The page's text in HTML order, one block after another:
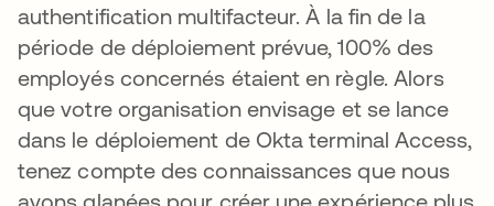
authentification multifacteur. À la fin de la
période de déploiement prévue, 100% des
employés concernés étaient en règle. Alors
que votre organisation envisage et se lance
dans le déploiement de Okta terminal Access,
tenez compte des connaissances que nous